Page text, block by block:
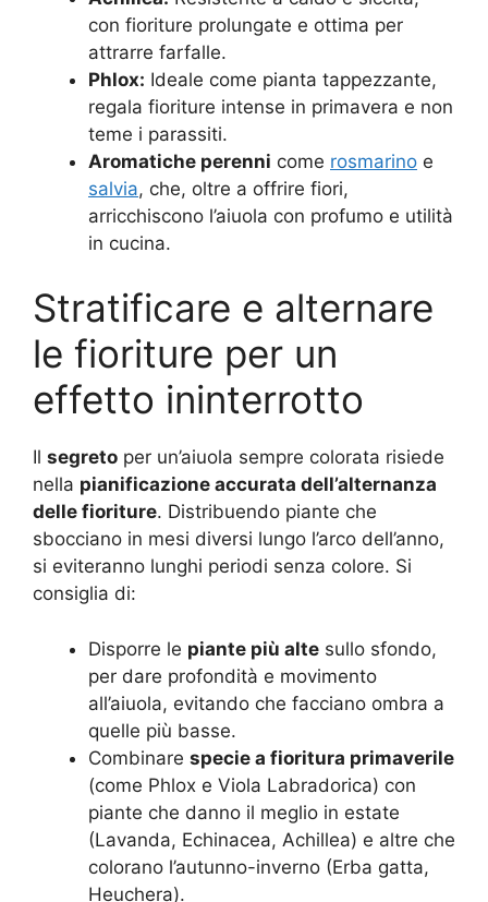
con fioriture prolungate e ottima per
attrarre farfalle.
Phlox: Ideale come pianta tappezzante,
regala fioriture intense in primavera e non
teme i parassiti.
Aromatiche perenni come rosmarino e
salvia, che, oltre a offrire fiori,
arricchiscono l’aiuola con profumo e utilità
in cucina.
Stratificare e alternare
le fioriture per un
effetto ininterrotto
Il segreto per un’aiuola sempre colorata risiede
nella pianificazione accurata dell’alternanza
delle fioriture. Distribuendo piante che
sbocciano in mesi diversi lungo l’arco dell’anno,
si eviteranno lunghi periodi senza colore. Si
consiglia di:
Disporre le piante più alte sullo sfondo,
per dare profondità e movimento
all’aiuola, evitando che facciano ombra a
quelle più basse.
Combinare specie a fioritura primaverile
(come Phlox e Viola Labradorica) con
piante che danno il meglio in estate
(Lavanda, Echinacea, Achillea) e altre che
colorano l’autunno-inverno (Erba gatta,
Heuchera).